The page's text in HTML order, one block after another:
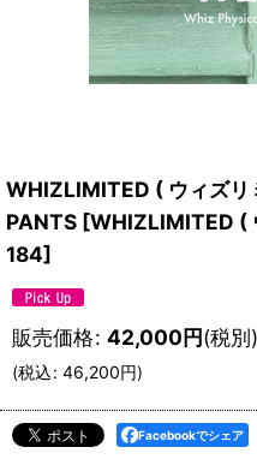
WHIZLIMITED ( ウィズリ
PANTS [WHIZLIMITED (
184]
販売価格: 42,000円(税別)
(税込: 46,200円)
Facebookでシェア